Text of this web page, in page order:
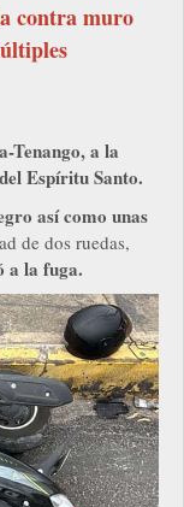
contra muro
Tenango, a la
Espíritu Santo.
así como unas
de dos ruedas,
a la fuga.